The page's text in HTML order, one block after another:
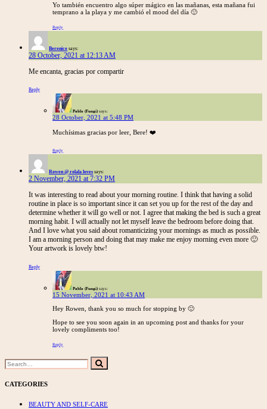
Yo también encuentro algo súper mágico en las mañanas, esta mañana fui
temprano a la playa y me cambió el mood del día 🙂
Reply
Berenice says:
28 October, 2021 at 12:13 AM
Me encanta, gracias por compartir
Reply
Pablo (Fungi) says:
28 October, 2021 at 5:48 PM
Muchísimas gracias por leer, Bere! ❤️
Reply
Rowen @ rolala loves says:
2 November, 2021 at 7:32 PM
It was interesting to read about your morning routine. I think that having a solid
routine in place is so important since it can set you up for the rest of the day and
determine whether it will go well or not. I agree that making the bed is such a great
morning habit. I will actually not let myself leave the bedroom before doing that.
And I love what you said about romanticizing your mornings as much as possible.
I am a morning person and doing that may make me enjoy morning even more 🙂
Your artwork is lovely btw!
Reply
Pablo (Fungi) says:
15 November, 2021 at 10:43 AM
Hey Rowen, thank you so much for stopping by 🙂
Hope to see you soon again in an upcoming post and thanks for your
lovely compliments too!
Reply
Search
for:
Search
CATEGORIES
BEAUTY AND SELF-CARE